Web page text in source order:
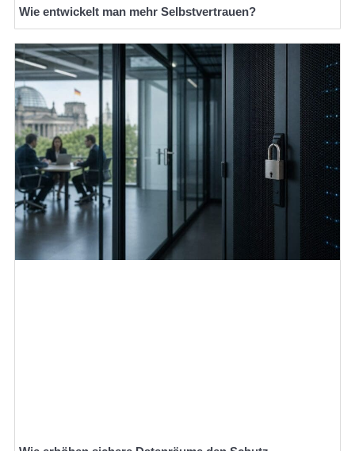
Wie entwickelt man mehr Selbstvertrauen?